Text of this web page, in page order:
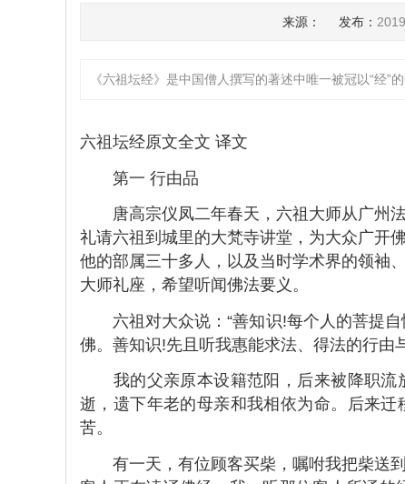
来源： 发布：
《六祖坛经》是中国僧人撰写的著述中唯一被冠以“经”
六祖坛经原文全文 译文
第一 行由品
唐高宗仪凤二年春天，六祖大师从广州法
礼请六祖到城里的大梵寺讲堂，为大众广开
他的部属三十多人，以及当时学术界的领袖
大师礼座，希望听闻佛法要义。
六祖对大众说：“善知识!每个人的菩提自
佛。善知识!先且听我惠能求法、得法的行由
我的父亲原本设籍范阳，后来被降职流
逝，遗下年老的母亲和我相依为命。后来
苦。
有一天，有位顾客买柴，嘱咐我把柴送到